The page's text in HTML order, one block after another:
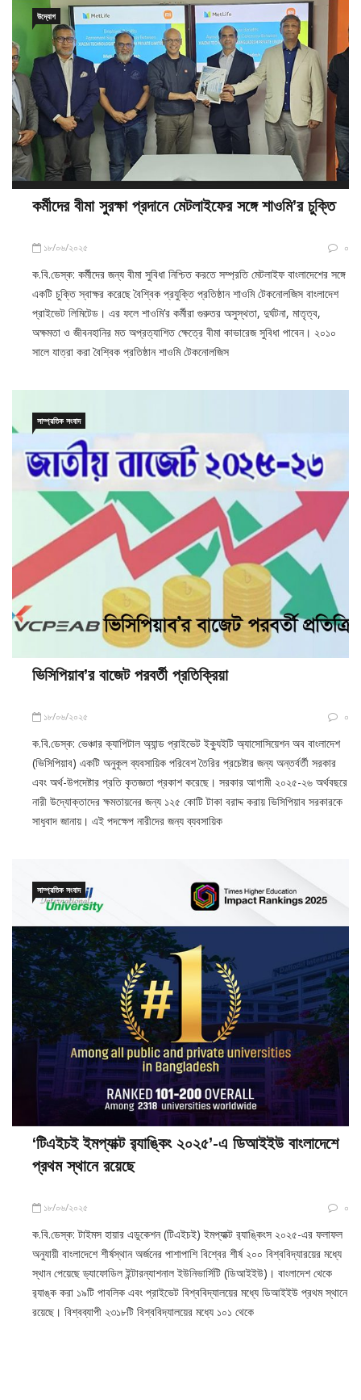
কর্মীদের বীমা সুরক্ষা প্রদানে মেটলাইফের সঙ্গে শাওমি’র চুক্তি
ক.বি.ডেস্ক: কর্মীদের জন্য বীমা সুবিধা নিশ্চিত করতে সম্প্রতি মেটলাইফ বাংলাদেশের সঙ্গে
একটি চুক্তি স্বাক্ষর করেছে বৈশ্বিক প্রযুক্তি প্রতিষ্ঠান শাওমি টেকনোলজিস বাংলাদেশ
প্রাইভেট লিমিটেড। এর ফলে শাওমি’র কর্মীরা গুরুতর অসুস্থতা, দুর্ঘটনা, মাতৃত্ব,
অক্ষমতা ও জীবনহানির মত অপ্রত্যাশিত ক্ষেত্রে বীমা কাভারেজ সুবিধা পাবেন। ২০১০
সালে যাত্রা করা বৈশ্বিক প্রতিষ্ঠান শাওমি টেকনোলজিস
ভিসিপিয়াব’র বাজেট পরবর্তী প্রতিক্রিয়া
ক.বি.ডেস্ক: ভেঞ্চার ক্যাপিটাল অ্যান্ড প্রাইভেট ইক্যুইটি অ্যাসোসিয়েশন অব বাংলাদেশ
(ভিসিপিয়াব) একটি অনুকূল ব্যবসায়িক পরিবেশ তৈরির প্রচেষ্টার জন্য অন্তর্বর্তী সরকার
এবং অর্থ-উপদেষ্টার প্রতি কৃতজ্ঞতা প্রকাশ করেছে। সরকার আগামী ২০২৫-২৬ অর্থবছরে
নারী উদ্যোক্তাদের ক্ষমতায়নের জন্য ১২৫ কোটি টাকা বরাদ্দ করায় ভিসিপিয়াব সরকারকে
সাধুবাদ জানায়। এই পদক্ষেপ নারীদের জন্য ব্যবসায়িক
‘টিএইচই ইমপ্যাক্ট র‍্যাঙ্কিং ২০২৫’-এ ডিআইইউ বাংলাদেশে
প্রথম স্থানে রয়েছে
ক.বি.ডেস্ক: টাইমস হায়ার এডুকেশন (টিএইচই) ইমপ্যাক্ট র‍্যাঙ্কিংস ২০২৫-এর ফলাফল
অনুযায়ী বাংলাদেশে শীর্ষস্থান অর্জনের পাশাপাশি বিশ্বের শীর্ষ ২০০ বিশ্ববিদ্যারয়ের মধ্যে
স্থান পেয়েছে ড্যাফোডিল ইন্টারন্যাশনাল ইউনিভার্সিটি (ডিআইইউ)। বাংলাদেশ থেকে
র‍্যাঙ্ক করা ১৯টি পাবলিক এবং প্রাইভেট বিশ্ববিদ্যালয়ের মধ্যে ডিআইইউ প্রথম স্থানে
রয়েছে। বিশ্বব্যাপী ২৩১৮টি বিশ্ববিদ্যালয়ের মধ্যে ১০১ থেকে